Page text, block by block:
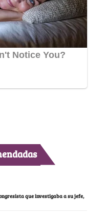
que investigaba a su jefe,